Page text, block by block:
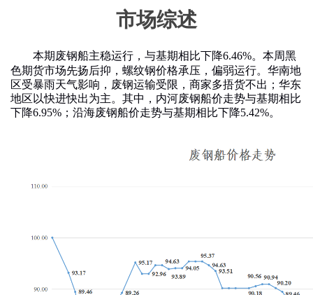
市场综述
本期废钢船主稳运行，与基期相比下降6.46%。本周黑
色期货市场先扬后抑，螺纹钢价格承压，偏弱运行。华南地
区受暴雨天气影响，废钢运输受限，商家多捂货不出；华东
地区以快进快出为主。其中，内河废钢船价走势与基期相比
下降6.95% ；沿海废钢船价走势与基期相比下降5.42%。